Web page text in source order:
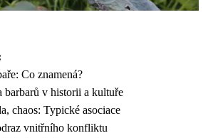
Co znamená?
barbarů v historii a kultuře
chaos: Typické asociace
vnitřního konfliktu